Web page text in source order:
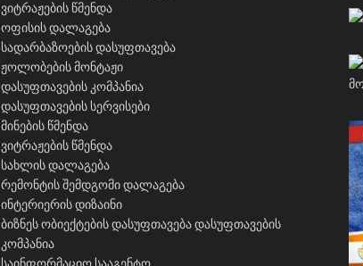
ვიტრაჟების წმენდა
ოფისის დალაგება
სადარბაზოების დასუფთავება
ჟოლობების მონტაჟი
დასუფთავების კომპანია
დასუფთავების სერვისები
მინების წმენდა
ვიტრაჟების წმენდა
სახლის დალაგება
რემონტის შემდგომი დალაგება
ინტერიერის დიზაინი
ბიზნეს ობიექტების დასუფთავებადასუფთავების
კომპანია